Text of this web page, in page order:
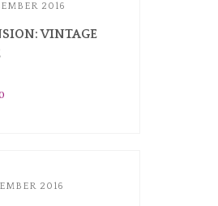
2016
VINTAGE
2016